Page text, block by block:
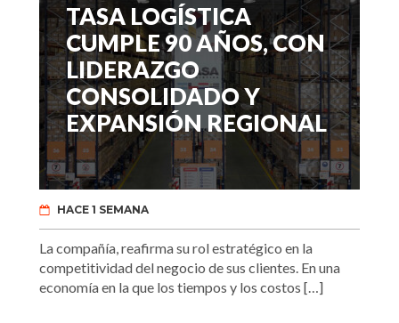
TASA LOGÍSTICA
CUMPLE 90 AÑOS, CON
LIDERAZGO
CONSOLIDADO Y
EXPANSIÓN REGIONAL
HACE 1 SEMANA
La compañía, reafirma su rol estratégico en la
competitividad del negocio de sus clientes. En una
economía en la que los tiempos y los costos […]